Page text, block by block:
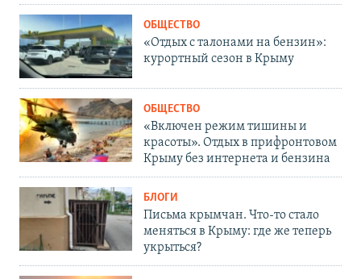
ОБЩЕСТВО
«Отдых с талонами на бензин»:
курортный сезон в Крыму
ОБЩЕСТВО
«Включен режим тишины и
красоты». Отдых в прифронтовом
Крыму без интернета и бензина
БЛОГИ
Письма крымчан. Что-то стало
меняться в Крыму: где же теперь
укрыться?